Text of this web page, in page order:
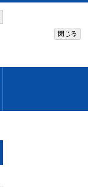
閉じる